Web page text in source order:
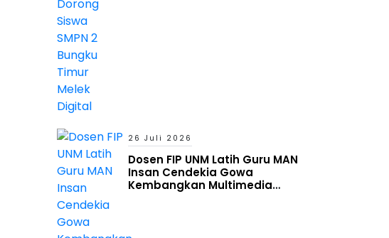
26 Juli 2026
Dosen FIP UNM Latih Guru MAN
Insan Cendekia Gowa
Kembangkan Multimedia